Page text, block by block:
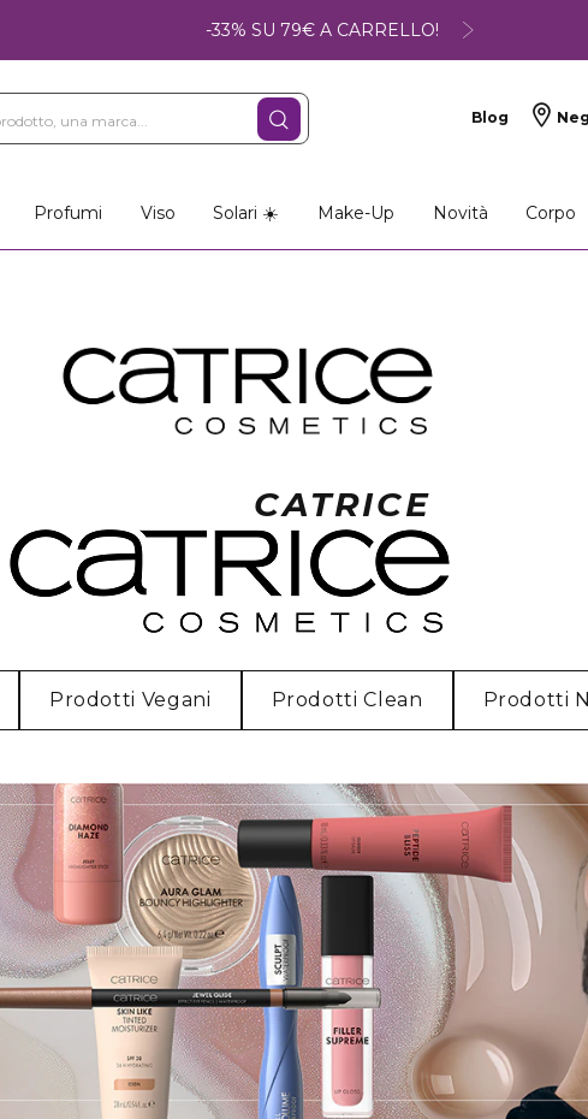
-33% SU 79€ A CARRELLO!
Blog
Profumi Viso Solari ☀️ Make-Up Novità Corpo
CATRICE
Prodotti Vegani Prodotti Clean Prodotti